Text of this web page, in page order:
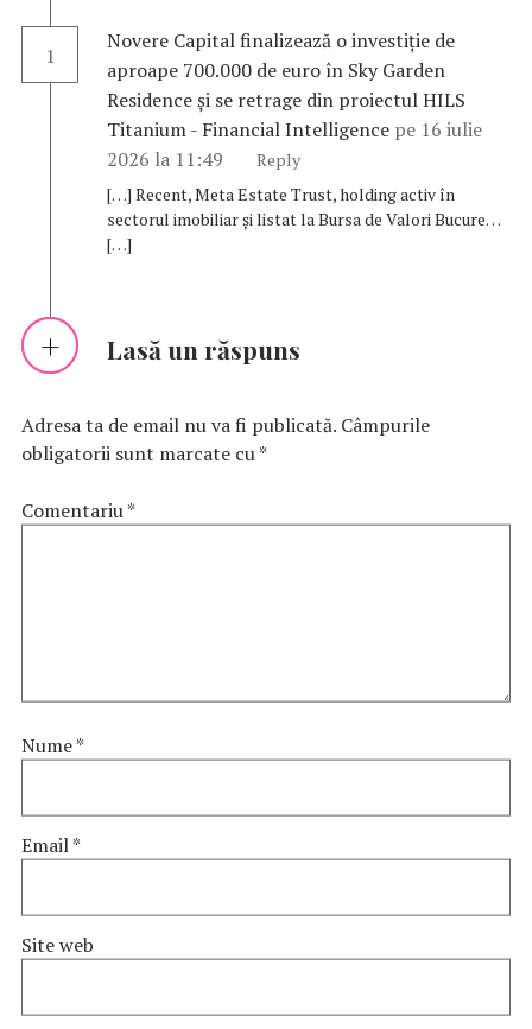
1
Novere Capital finalizează o investiție de
aproape 700.000 de euro în Sky Garden
Residence și se retrage din proiectul HILS
Titanium - Financial Intelligence pe 16 iulie
2026 la 11:49
Reply
[…] Recent, Meta Estate Trust, holding activ în
sectorul imobiliar și listat la Bursa de Valori Bucure…
[…]
Lasă un răspuns
Adresa ta de email nu va fi publicată. Câmpurile
obligatorii sunt marcate cu*
Comentariu*
Nume*
Email*
Site web